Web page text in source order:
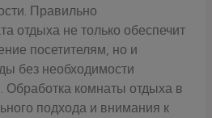
Правильно
отдыха не только обеспечит
посетителям, но и
без необходимости
Обработка комнаты отдыха в
подхода и внимания к